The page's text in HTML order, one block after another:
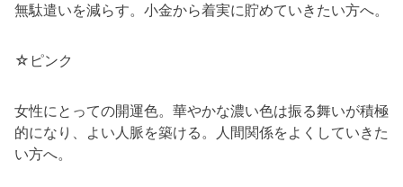
無駄遣いを減らす。小金から着実に貯めていきたい方へ。
☆ピンク
女性にとっての開運色。華やかな濃い色は振る舞いが積極
的になり、よい人脈を築ける。人間関係をよくしていきた
い方へ。